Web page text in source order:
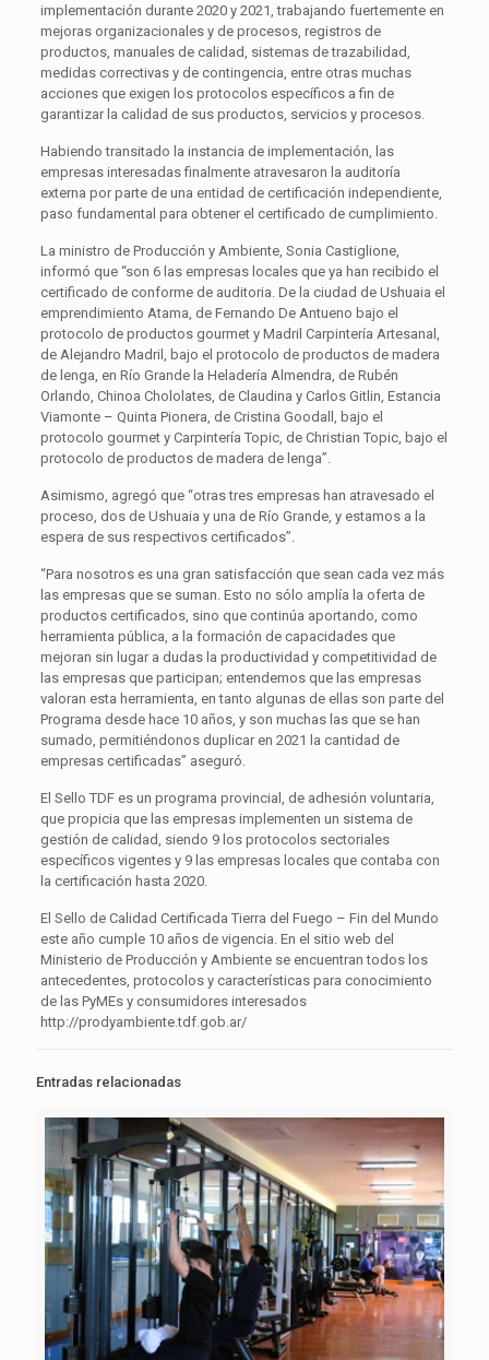
implementación durante 2020 y 2021, trabajando fuertemente en
mejoras organizacionales y de procesos, registros de
productos, manuales de calidad, sistemas de trazabilidad,
medidas correctivas y de contingencia, entre otras muchas
acciones que exigen los protocolos específicos a fin de
garantizar la calidad de sus productos, servicios y procesos.
Habiendo transitado la instancia de implementación, las
empresas interesadas finalmente atravesaron la auditoría
externa por parte de una entidad de certificación independiente,
paso fundamental para obtener el certificado de cumplimiento.
La ministro de Producción y Ambiente, Sonia Castiglione,
informó que “son 6 las empresas locales que ya han recibido el
certificado de conforme de auditoria. De la ciudad de Ushuaia el
emprendimiento Atama, de Fernando De Antueno bajo el
protocolo de productos gourmet y Madril Carpintería Artesanal,
de Alejandro Madril, bajo el protocolo de productos de madera
de lenga, en Río Grande la Heladería Almendra, de Rubén
Orlando, Chinoa Chololates, de Claudina y Carlos Gitlin, Estancia
Viamonte – Quinta Pionera, de Cristina Goodall, bajo el
protocolo gourmet y Carpintería Topic, de Christian Topic, bajo el
protocolo de productos de madera de lenga”.
Asimismo, agregó que “otras tres empresas han atravesado el
proceso, dos de Ushuaia y una de Río Grande, y estamos a la
espera de sus respectivos certificados”.
“Para nosotros es una gran satisfacción que sean cada vez más
las empresas que se suman. Esto no sólo amplía la oferta de
productos certificados, sino que continúa aportando, como
herramienta pública, a la formación de capacidades que
mejoran sin lugar a dudas la productividad y competitividad de
las empresas que participan; entendemos que las empresas
valoran esta herramienta, en tanto algunas de ellas son parte del
Programa desde hace 10 años, y son muchas las que se han
sumado, permitiéndonos duplicar en 2021 la cantidad de
empresas certificadas” aseguró.
El Sello TDF es un programa provincial, de adhesión voluntaria,
que propicia que las empresas implementen un sistema de
gestión de calidad, siendo 9 los protocolos sectoriales
específicos vigentes y 9 las empresas locales que contaba con
la certificación hasta 2020.
El Sello de Calidad Certificada Tierra del Fuego – Fin del Mundo
este año cumple 10 años de vigencia. En el sitio web del
Ministerio de Producción y Ambiente se encuentran todos los
antecedentes, protocolos y características para conocimiento
de las PyMEs y consumidores interesados
http://prodyambiente.tdf.gob.ar/
Entradas relacionadas